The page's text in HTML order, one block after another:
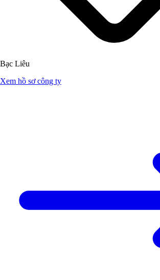
Bạc Liêu
Xem hồ sơ công ty